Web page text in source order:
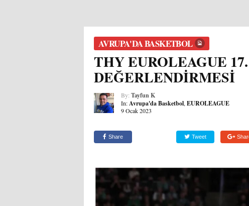
AVRUPA'DA BASKETBOL
THY EUROLEAGUE
DEĞERLENDİRMESİ
By: Tayfun K
In:Avrupa'da Basketbol, EUROLEAGUE
9 Ocak 2023
Share Tweet